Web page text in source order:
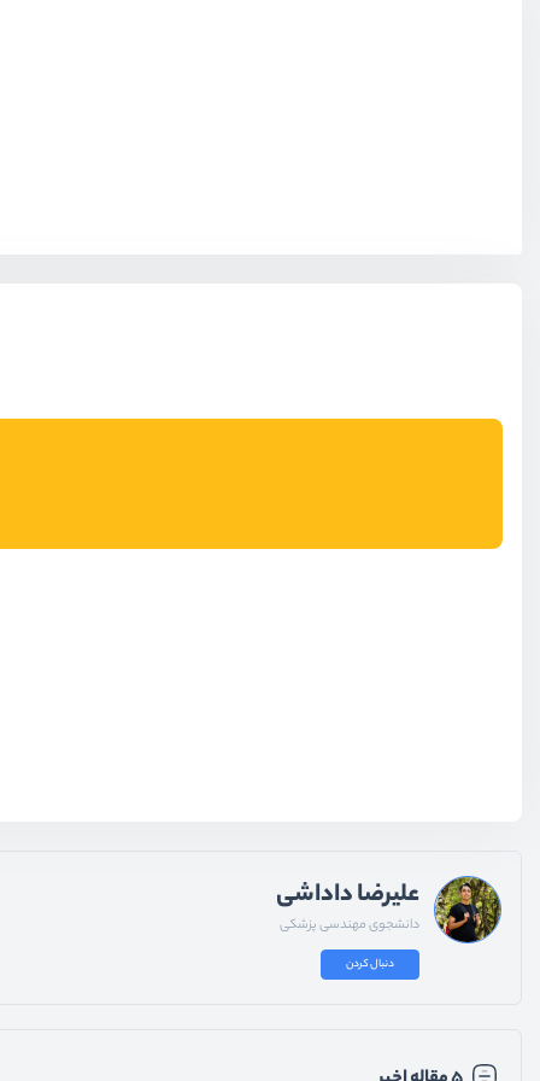
علیرضا داداشی
دانشجوی مهندسی پزشکی
دنبال کردن